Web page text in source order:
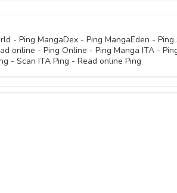
- Ping MangaDex - Ping MangaEden - Ping
online - Ping Online - Ping Manga ITA -
- Scan ITA Ping - Read online Ping